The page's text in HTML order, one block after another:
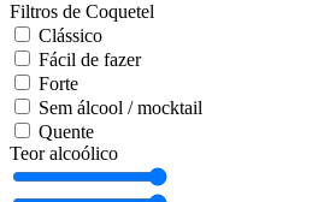
Filtros de Coquetel
Clássico
Fácil de fazer
Forte
Sem álcool / mocktail
Quente
Teor alcoólico